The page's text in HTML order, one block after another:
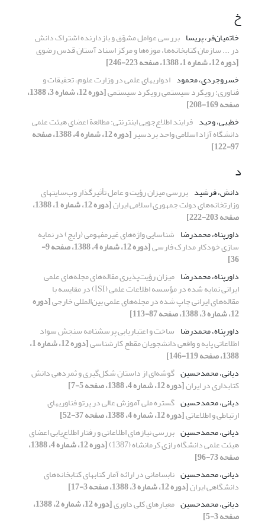
خ
خاتمیان‌فر، پریسا بررسی عوامل مشوّق و بازدارنده اشتراک دانش
در ... سازمان کتابخانه‌ها، موزه‌ها و مرکز اسناد آستان قدس رضوی
[دوره 12، شماره 1، 1388، صفحه 223-246]
خسروجردی، محمود ادواریهای علمی در وزارت علوم، تحقیقات و
فناوری: رویکرد سیستمی رویکرد سیستمی [دوره 12، شماره 3، 1388،
صفحه 169-208]
خطیبی، وحید فرایند اطلاع‌جویی اینترنتی: مطالعة اعضای هیئت علمی
دانشگاه آزاد اسلامی واحد بردسیر [دوره 12، شماره 4، 1388، صفحه
97-122]
د
دانش، فرشید بررسی میزان رؤیت و عامل تأثیرگذار وب‌سایتهای
وزارتخانه‌های دولت جمهوری اسلامی ایران [دوره 12، شماره 1، 1388،
صفحه 203-222]
داورپناه، محمدرضا شناسایی واژه‌های غیرمفهومی (رایج) در نمایه
سازی خودکار مدارک فارسی [دوره 12، شماره 4، 1388، صفحه 9-
36]
داورپناه، محمدرضا میزان رؤیت‌پذیری مقاله‌های مجله‌های علمی
ایرانی نمایه شده در مؤسسه اطلاعات علمی (ISI) در مقایسه با
مقاله‌های ایرانی چاپ شده در مجله‌های علمی بین‌المللی خارجی[دوره
12، شماره 3، 1388، صفحه 87-113]
داورپناه، محمدرضا ساخت و اعتباریابی پرسشنامه سنجش سواد
اطلاعاتی پایه و واقعی دانشجویان مقطع کارشناسی [دوره 12، شماره 1،
1388، صفحه 119-146]
دیانی، محمدحسین گوشه‌ای از داستان شکل‌گیری و ثمردهی دانش
کتابداری در ایران[دوره 12، شماره 4، 1388، صفحه 5-7]
دیانی، محمدحسین گستره ملی آموزش عالی در پرتو فناوریهای
ارتباطی و اطلاعاتی[دوره 12، شماره 4، 1388، صفحه 37-52]
دیانی، محمدحسین بررسی نیازهای اطلاعاتی و رفتار اطلاع‌یابی اعضای
هیئت علمی دانشگاه رازی کرمانشاه (1387) [دوره 12، شماره 4، 1388،
صفحه 73-96]
دیانی، محمدحسین نابسامانی در ارائه آمار کتابهای کتابخانه‌های
دانشگاهی ایران[دوره 12، شماره 3، 1388، صفحه 3-17]
دیانی، محمدحسین معیارهای کلی داوری [دوره 12، شماره 2، 1388،
صفحه 3-5]